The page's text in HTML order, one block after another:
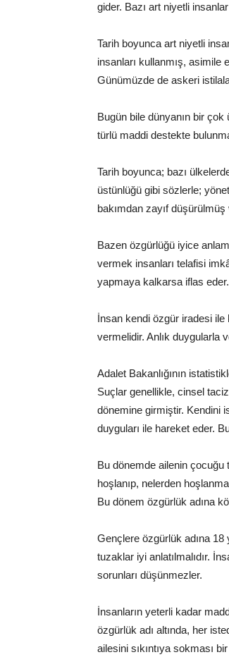
gider. Bazı art niyetli
Tarih boyunca art niyetli
insanları kullanmış, asimile
Günümüzde de askeri
Bugün bile dünyanın bir
türlü maddi destekte
Tarih boyunca; bazı
üstünlüğü gibi sözlerle;
bakımdan zayıf
Bazen özgürlüğü iyice
vermek insanları telafisi
yapmaya kalkarsa iflas eder.
İnsan kendi özgür iradesi
vermelidir. Anlık duygularla
Adalet Bakanlığının
Suçlar genellikle, cinsel
dönemine girmiştir. Kendini
duyguları ile hareket eder.
Bu dönemde ailenin çocuğu
hoşlanıp, nelerden
Bu dönem özgürlük adına
Gençlere özgürlük adına
tuzaklar iyi anlatılmalıdır.
sorunları düşünmezler.
İnsanların yeterli kadar
özgürlük adı altında, her
ailesini sıkıntıya sokması